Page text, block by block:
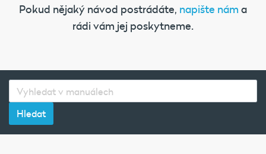
Pokud nějaký návod postrádáte, napište nám a
rádi vám jej poskytneme.